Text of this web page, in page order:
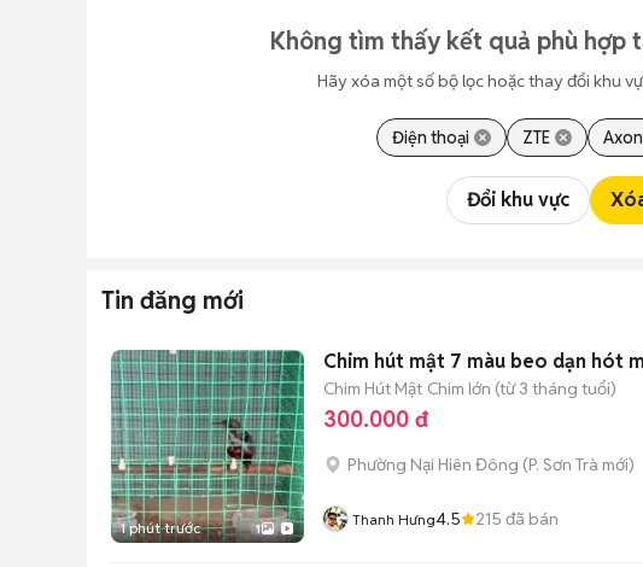
Không tìm thấy kết quả phù hợp
Hãy xóa một số bộ lọc hoặc thay đổi khu
Điện thoại ZTE
Đổi khu vực
Tin đăng mới
1 phút trước 1
Chim hút mật 7 màu beo dạn hót
Chim Hút Mật Chim lớn (từ 3 tháng tuổi)
300.000 đ
Phường Nại Hiên Đông (P. Sơn Trà mới)
Thanh Hưng4.5 215 đã bán